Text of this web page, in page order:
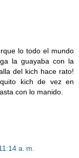
lo todo el mundo
la guayaba con la
del kich hace rato!
kich de vez en
con lo manido.
a. m.